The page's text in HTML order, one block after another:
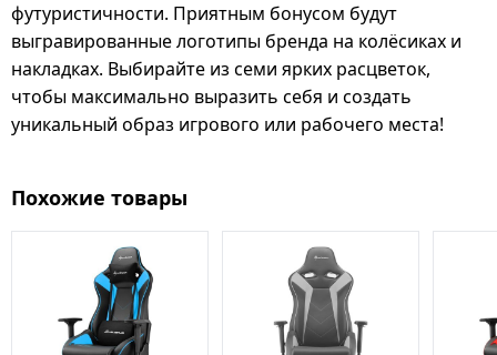
футуристичности. Приятным бонусом будут
выгравированные логотипы бренда на колёсиках и
накладках. Выбирайте из семи ярких расцветок,
чтобы максимально выразить себя и создать
уникальный образ игрового или рабочего места!
Похожие товары